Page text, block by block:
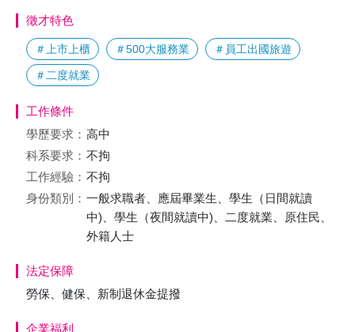
徵才特色
＃上市上櫃 ＃500大服務業 ＃員工出國旅遊
＃二度就業
工作條件
學歷要求： 高中
科系要求： 不拘
工作經驗： 不拘
身份類別： 一般求職者、應屆畢業生、學生（日間就讀
中)、學生（夜間就讀中)、二度就業、原住民、
外籍人士
法定保障
勞保、健保、新制退休金提撥
企業福利